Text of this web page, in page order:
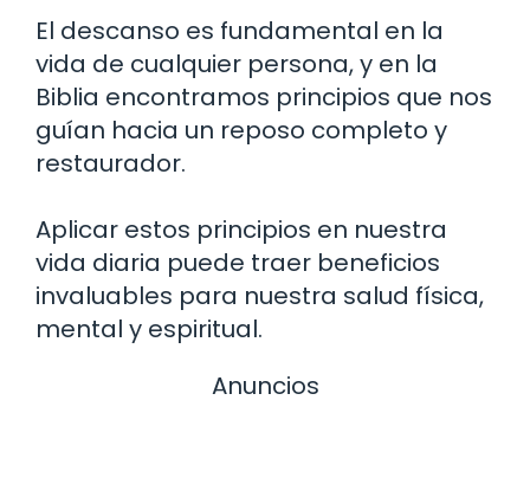
El descanso es fundamental en la
vida de cualquier persona, y en la
Biblia encontramos principios que nos
guían hacia un reposo completo y
restaurador.
Aplicar estos principios en nuestra
vida diaria puede traer beneficios
invaluables para nuestra salud física,
mental y espiritual.
Anuncios